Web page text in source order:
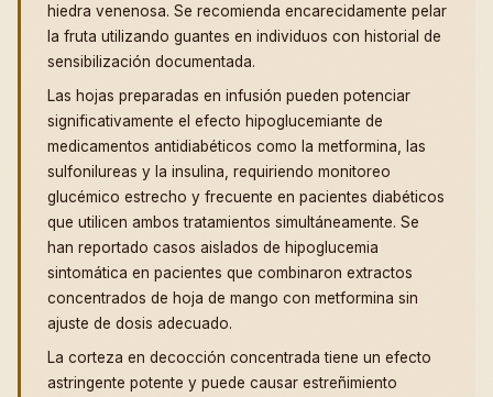
hiedra venenosa. Se recomienda encarecidamente pelar
la fruta utilizando guantes en individuos con historial de
sensibilización documentada.
Las hojas preparadas en infusión pueden potenciar
significativamente el efecto hipoglucemiante de
medicamentos antidiabéticos como la metformina, las
sulfonilureas y la insulina, requiriendo monitoreo
glucémico estrecho y frecuente en pacientes diabéticos
que utilicen ambos tratamientos simultáneamente. Se
han reportado casos aislados de hipoglucemia
sintomática en pacientes que combinaron extractos
concentrados de hoja de mango con metformina sin
ajuste de dosis adecuado.
La corteza en decocción concentrada tiene un efecto
astringente potente y puede causar estreñimiento